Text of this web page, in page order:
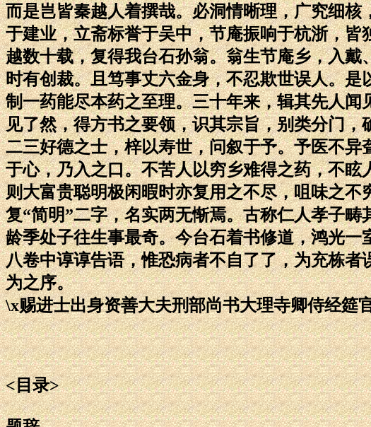
而是岂皆秦越人着撰哉。必洞情晰理，广究细
于建业，立斋标誉于吴中，节庵振响于杭浙，
越数十载，复得我台石孙翁。翁生节庵乡，入
时有创裁。且笃事丈六金身，不忍欺世误人。
制一药能尽本药之至理。三十年来，辑其先人
见了然，得方书之要领，识其宗旨，别类分门
二三好德之士，梓以寿世，问叙于予。予医不
于心，乃入之口。不苦人以穷乡难得之药，不
则大富贵聪明极闲暇时亦复用之不尽，咀味之
复“简明”二字，名实两无惭焉。古称仁人孝子
龄季处子往生事最奇。今台石着书修道，鸿光
八卷中谆谆告语，惟恐病者不自了了，为充栋
为之序。
\x赐进士出身资善大夫刑部尚书大理寺卿侍经筵
<目录>